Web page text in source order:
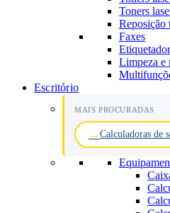
Toners
Reposição
Faxes
Limpeza e
Escritório
MAIS PROCURADAS
Calculadoras de